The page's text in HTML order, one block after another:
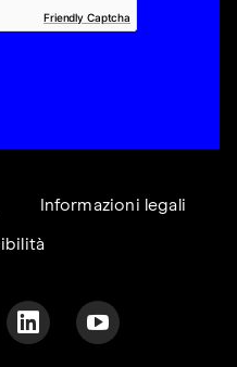
Friendly Captcha
Informazioni legali